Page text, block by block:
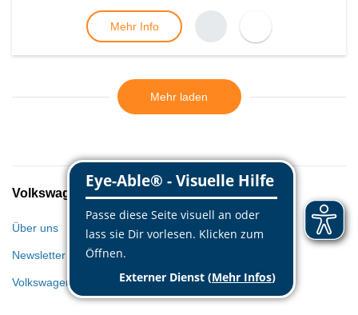
Mehr Info
Mehr laden
Volkswagen Classic Parts
Über uns
Newsletter
Volkswagen Welt